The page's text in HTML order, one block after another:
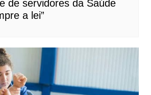
de servidores da Saúde
a lei”